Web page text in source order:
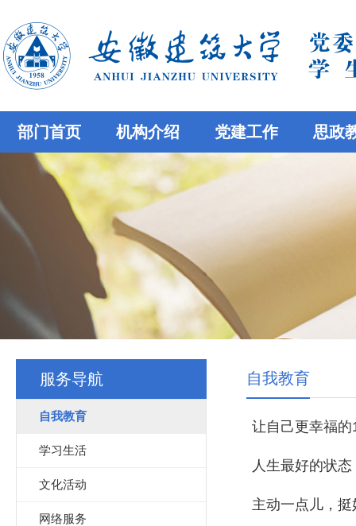
部门首页 机构介绍 党建工作 思政
服务导航
自我教育
学习生活
文化活动
网络服务
自我教育
让自己更幸福
人生最好的状
主动一点儿，挺